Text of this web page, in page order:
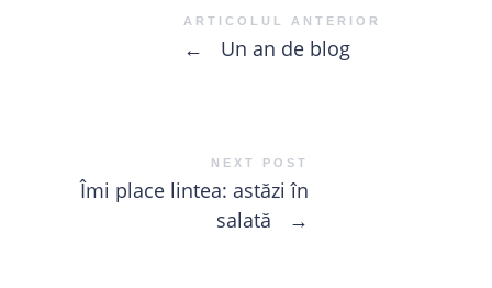
ARTICOLUL ANTERIOR
← Un an de blog
NEXT POST
Îmi place lintea: astăzi în
salată
→